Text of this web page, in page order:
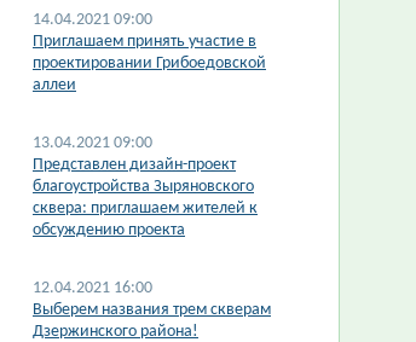
14.04.2021 09:00
Приглашаем принять участие в
проектировании Грибоедовской
аллеи
13.04.2021 09:00
Представлен дизайн-проект
благоустройства Зыряновского
сквера: приглашаем жителей к
обсуждению проекта
12.04.2021 16:00
Выберем названия трем скверам
Дзержинского района!